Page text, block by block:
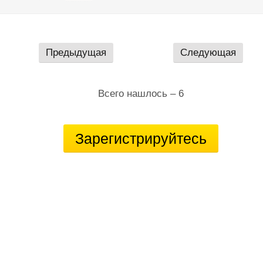
Предыдущая Следующая
Всего нашлось – 6
Зарегистрируйтесь